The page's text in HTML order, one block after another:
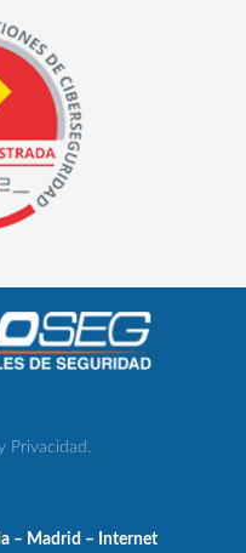
Privacidad.
– Madrid – Internet